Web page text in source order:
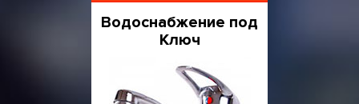
Водоснабжение под
Ключ